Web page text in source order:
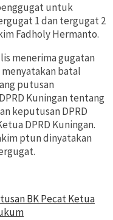
untuk
1 dan tergugat 2
Fadholy Hermanto.
menerima gugatan
batal
putusan
Kuningan tentang
keputusan DPRD
DPRD Kuningan.
ptun dinyatakan
BK Pecat Ketua